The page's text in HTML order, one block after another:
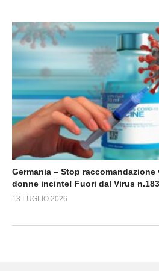
Germania – Stop
donne incinte! Fuori dal Virus
13 LUGLIO 2026